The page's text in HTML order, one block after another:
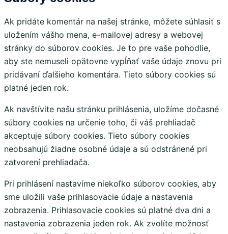
Ak pridáte komentár na našej stránke, môžete súhlasiť s
uložením vášho mena, e-mailovej adresy a webovej
stránky do súborov cookies. Je to pre vaše pohodlie,
aby ste nemuseli opätovne vypĺňať vaše údaje znovu pri
pridávaní ďalšieho komentára. Tieto súbory cookies sú
platné jeden rok.
Ak navštívite našu stránku prihlásenia, uložíme dočasné
súbory cookies na určenie toho, či váš prehliadač
akceptuje súbory cookies. Tieto súbory cookies
neobsahujú žiadne osobné údaje a sú odstránené pri
zatvorení prehliadača.
Pri prihlásení nastavíme niekoľko súborov cookies, aby
sme uložili vaše prihlasovacie údaje a nastavenia
zobrazenia. Prihlasovacie cookies sú platné dva dni a
nastavenia zobrazenia jeden rok. Ak zvolíte možnosť